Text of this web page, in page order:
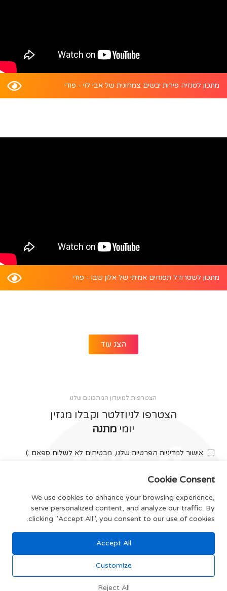
מתכון לטנזיה פירות יבשים צמחונית של אבי לוי - פודי
מתכון לשטרודל תפוחים אמיתי של אלון שבו - פודי
הצג עוד
הצטרפות למועדון המתכונים שלנו
הצטרפו לניוזלטר וקבלו מגזין
יומי מתנה
אישור למדיניות הפרטיות שלנו, מבטיחים לא לשלוח ספאם :)
צרפו אותי
תקנון האתר
Cookie Consent
We use cookies to enhance your browsing experience,
serve personalized content, and analyze our traffic. By
clicking "Accept All", you consent to our use of cookies.
Accept All
Customize
Reject All